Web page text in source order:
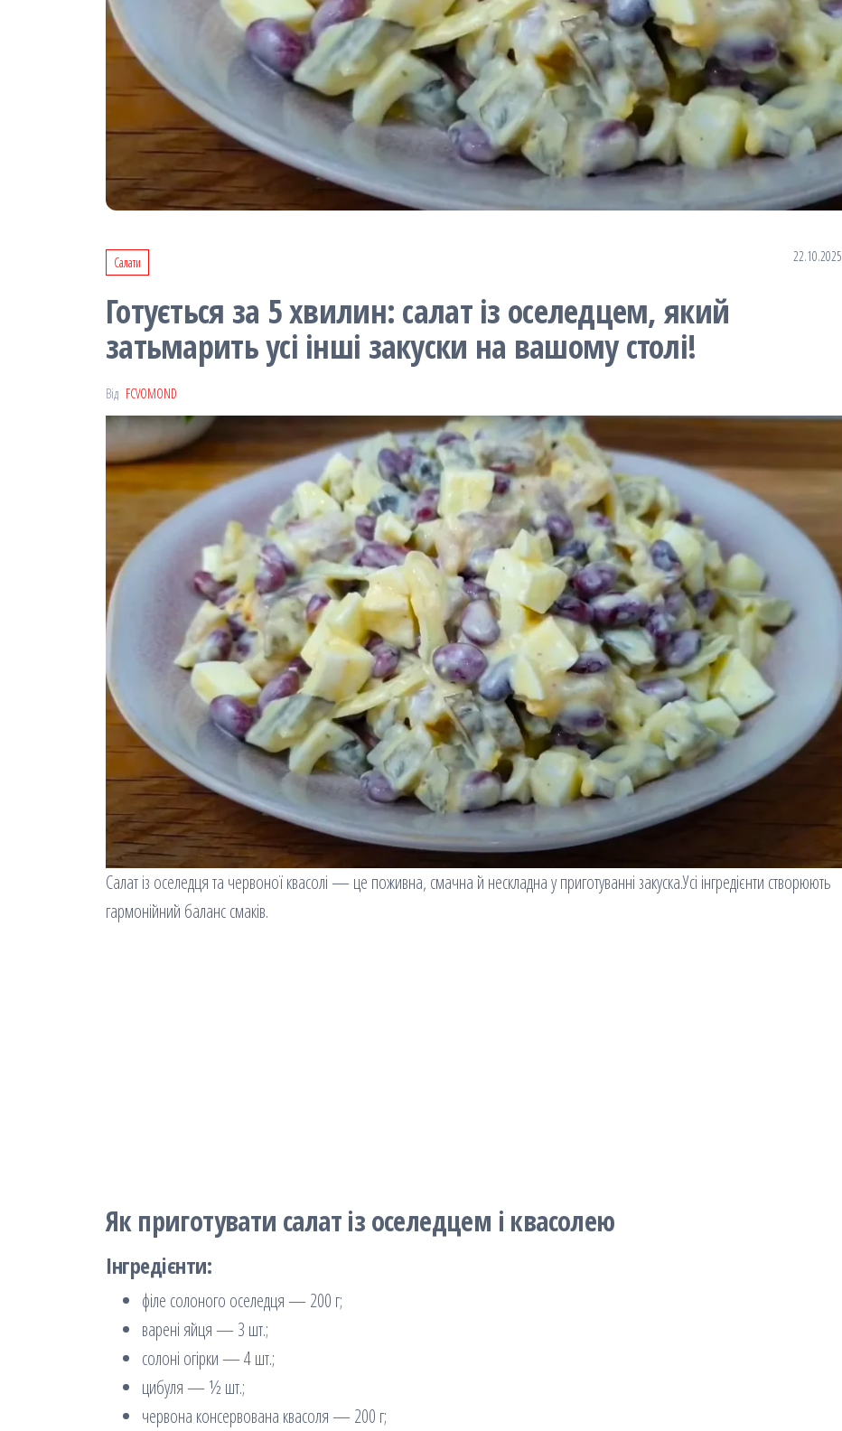
Салати 22.10.2025
Готується за 5 хвилин: салат із оселедцем, який
затьмарить усі інші закуски на вашому столі!
Від FCVOMOND
Салат із оселедця та червоної квасолі — це поживна, смачна й нескладна у приготуванні закуска.Усі інгредієнти створюють
гармонійний баланс смаків.
Як приготувати салат із оселедцем і квасолею
Інгредієнти:
філе солоного оселедця — 200 г;
варені яйця — 3 шт.;
солоні огірки — 4 шт.;
цибуля — ½ шт.;
червона консервована квасоля — 200 г;